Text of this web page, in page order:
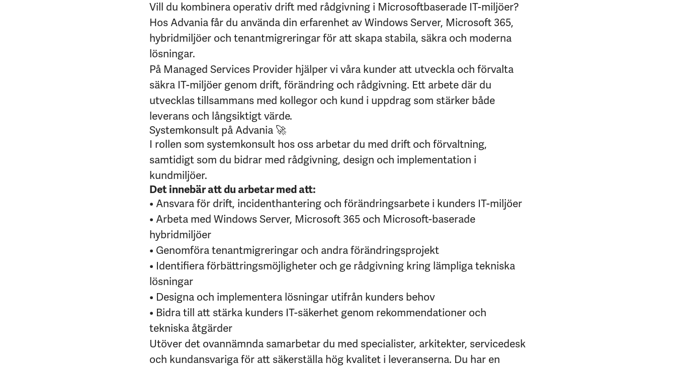
Vill du kombinera operativ drift med rådgivning i Microsoftbaserade IT-miljöer?
Hos Advania får du använda din erfarenhet av Windows Server, Microsoft 365,
hybridmiljöer och tenantmigreringar för att skapa stabila, säkra och moderna
lösningar.
På Managed Services Provider hjälper vi våra kunder att utveckla och förvalta
säkra IT-miljöer genom drift, förändring och rådgivning. Ett arbete där du
utvecklas tillsammans med kollegor och kund i uppdrag som stärker både
leverans och långsiktigt värde.
Systemkonsult på Advania 🚀
I rollen som systemkonsult hos oss arbetar du med drift och förvaltning,
samtidigt som du bidrar med rådgivning, design och implementation i
kundmiljöer.
Det innebär att du arbetar med att:
• Ansvara för drift, incidenthantering och förändringsarbete i kunders IT-miljöer
• Arbeta med Windows Server, Microsoft 365 och Microsoft-baserade
hybridmiljöer
• Genomföra tenantmigreringar och andra förändringsprojekt
• Identifiera förbättringsmöjligheter och ge rådgivning kring lämpliga tekniska
lösningar
• Designa och implementera lösningar utifrån kunders behov
• Bidra till att stärka kunders IT-säkerhet genom rekommendationer och
tekniska åtgärder
Utöver det ovannämnda samarbetar du med specialister, arkitekter, servicedesk
och kundansvariga för att säkerställa hög kvalitet i leveranserna. Du har en